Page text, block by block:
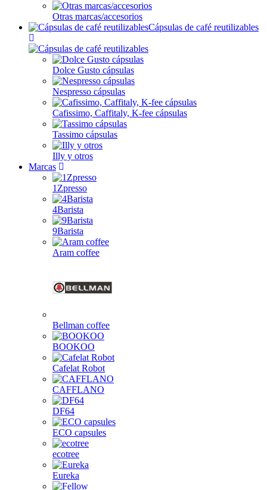
Otras marcas/accesorios
Cápsulas de café reutilizables
Dolce Gusto cápsulas
Nespresso cápsulas
Cafissimo, Caffitaly, K-fee cápsulas
Tassimo cápsulas
Illy y otros
Marcas
1Zpresso
4Barista
9Barista
Aram coffee
Bellman coffee
BOOKOO
Cafelat Robot
CAFFLANO
DF64
ECO capsules
ecotree
Eureka